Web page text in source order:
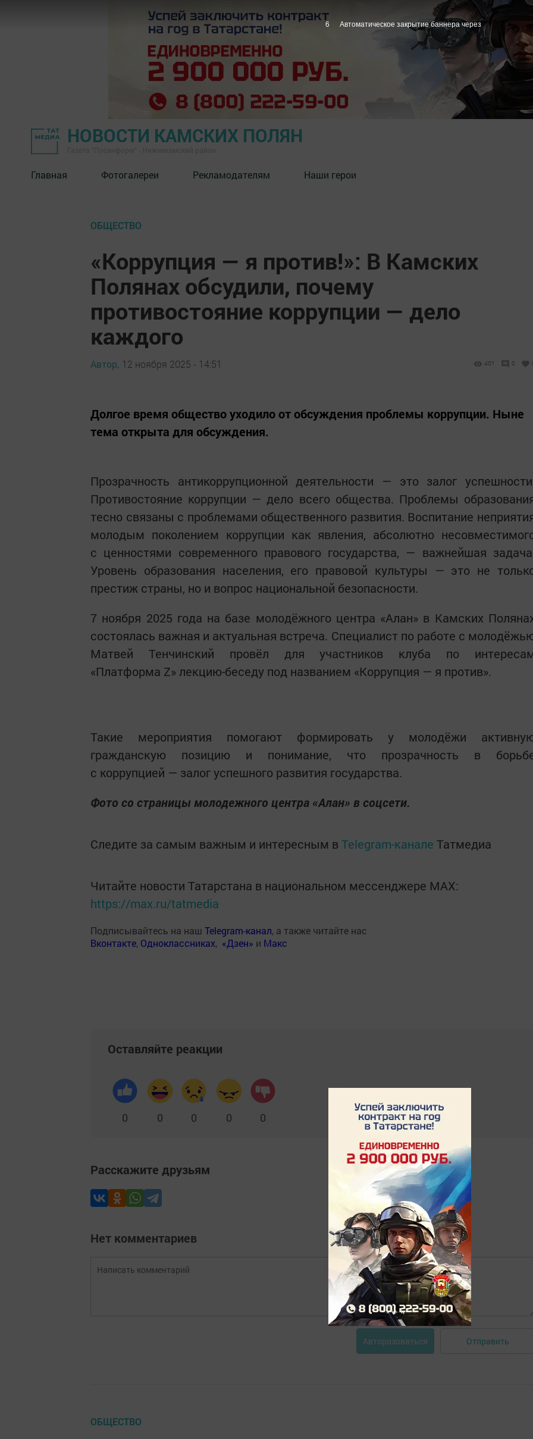
НОВОСТИ КАМСКИХ ПОЛЯН
Главная Фотогалереи Рекламодателям Наши герои
ОБЩЕСТВО
«Коррупция — я против!»: В Камских
Полянах обсудили, почему
противостояние коррупции — дело
каждого
Автор, 12 ноября 2025 - 14:51 401 0
Долгое время общество уходило от обсуждения проблемы коррупции. Ныне
тема открыта для обсуждения.
Прозрачность антикоррупционной деятельности — это залог
Противостояние коррупции — дело всего общества. Проблемы
тесно связаны с проблемами общественного развития. Воспитание
молодым поколением коррупции как явления, абсолютно
с ценностями современного правового государства, — важнейшая
Уровень образования населения, его правовой культуры — это не
престиж страны, но и вопрос национальной безопасности.
7 ноября 2025 года на базе молодёжного центра «Алан» в Камских
состоялась важная и актуальная встреча. Специалист по работе с
Матвей Тенчинский провёл для участников клуба по
«Платформа Z» лекцию-беседу под названием «Коррупция — я против».
Такие мероприятия помогают формировать у молодёжи
гражданскую позицию и понимание, что прозрачность в
с коррупцией — залог успешного развития государства.
Фото со страницы молодежного центра «Алан» в соцсети.
Следите за самым важным и интересным в Telegram-канале Татмедиа
Читайте новости Татарстана в национальном мессенджере MАХ:
https://max.ru/tatmedia
Подписывайтесь на наш Telegram-канал, а также читайте нас
Вконтакте, Одноклассниках, «Дзен» и Макс
Оставляйте реакции
0 0 0 0 0
Расскажите друзьям
Нет комментариев
Авторизоваться Отправить
ОБЩЕСТВО
5 Автоматическое закрытие баннера через